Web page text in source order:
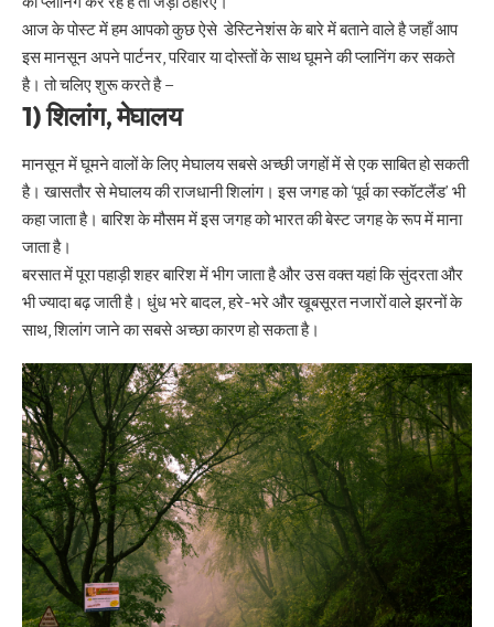
आज के पोस्ट में हम आपको कुछ ऐसेडेस्टिनेशंस के बारे में बताने वाले है जहाँ आप
इस मानसून अपने पार्टनर, परिवार या दोस्तों के साथ घूमने की प्लानिंग कर सकते
है। तो चलिए शुरू करते है –
1) शिलांग, मेघालय
मानसून में घूमने वालों के लिए मेघालय सबसे अच्छी जगहों में से एक साबित हो सकती
है। खासतौर से मेघालय की राजधानी शिलांग। इस जगह को ‘पूर्व का स्कॉटलैंड’ भी
कहा जाता है। बारिश के मौसम में इस जगह को भारत की बेस्ट जगह के रूप में माना
जाता है।
बरसात में पूरा पहाड़ी शहर बारिश में भीग जाता है और उस वक्त यहां कि सुंदरता और
भी ज्यादा बढ़ जाती है। धुंध भरे बादल, हरे-भरे और खूबसूरत नजारों वाले झरनों के
साथ, शिलांग जाने का सबसे अच्छा कारण हो सकता है।